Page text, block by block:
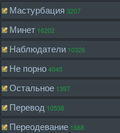
Мастурбация 3207
Минет 16202
Наблюдатели 10326
Не порно4045
Остальное 1397
Перевод 10538
Переодевание 1668